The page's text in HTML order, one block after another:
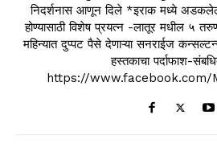
निदर्शनास आणून दिले *इराक मध्ये
होण्यासाठी विशेष प्रयत्न -लातूर मधील ५
महिन्यात दुप्पट पैसे देणाऱ्या सनराईज
हस्तकाचा पर्दाफाश-
https://www.facebook.com/